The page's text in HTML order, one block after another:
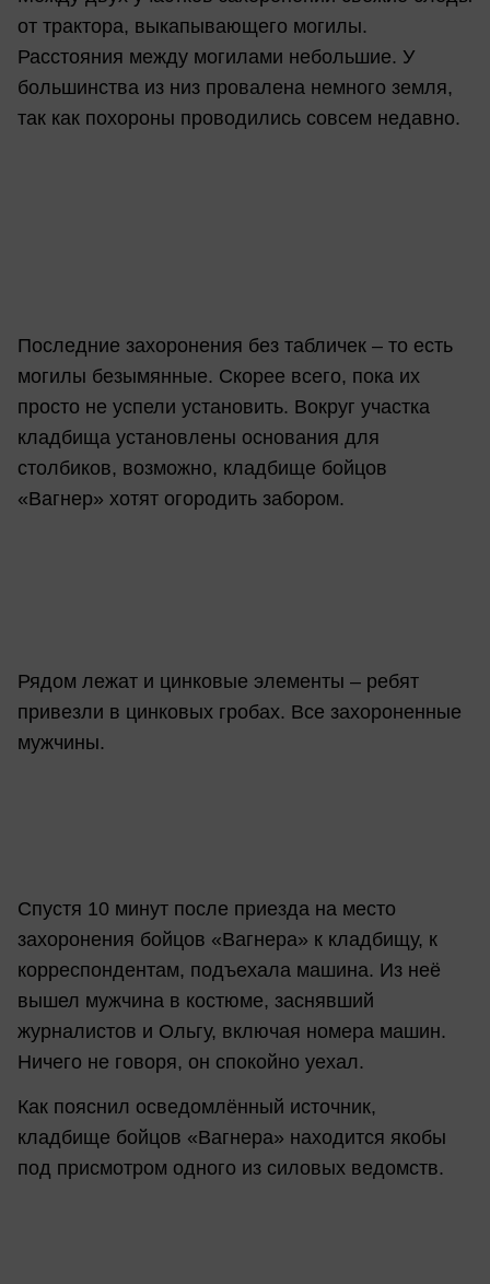
от трактора, выкапывающего могилы.
Расстояния между могилами небольшие. У
большинства из низ провалена немного земля,
так как похороны проводились совсем недавно.
Последние захоронения без табличек – то есть
могилы безымянные. Скорее всего, пока их
просто не успели установить. Вокруг участка
кладбища установлены основания для
столбиков, возможно, кладбище бойцов
«Вагнер» хотят огородить забором.
Рядом лежат и цинковые элементы – ребят
привезли в цинковых гробах. Все захороненные
мужчины.
Спустя 10 минут после приезда на место
захоронения бойцов «Вагнера» к кладбищу, к
корреспондентам, подъехала машина. Из неё
вышел мужчина в костюме, заснявший
журналистов и Ольгу, включая номера машин.
Ничего не говоря, он спокойно уехал.
Как пояснил осведомлённый источник,
кладбище бойцов «Вагнера» находится якобы
под присмотром одного из силовых ведомств.